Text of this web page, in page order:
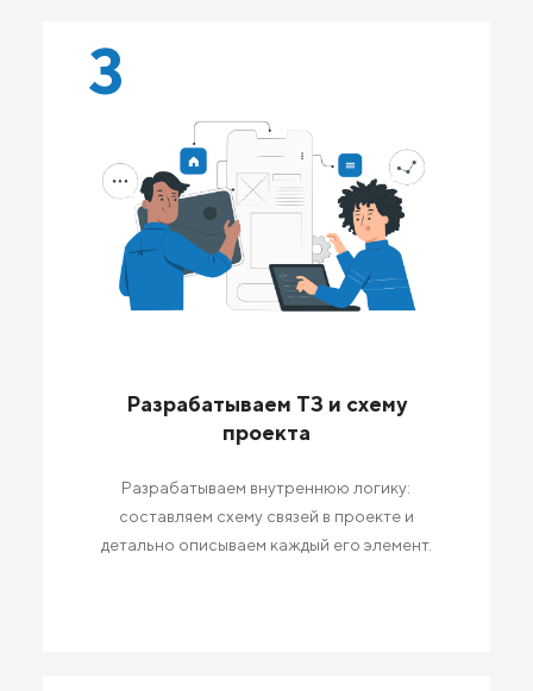
3
Разрабатываем ТЗ и схему
проекта
Разрабатываем внутреннюю логику:
составляем схему связей в проекте и
детально описываем каждый его элемент.